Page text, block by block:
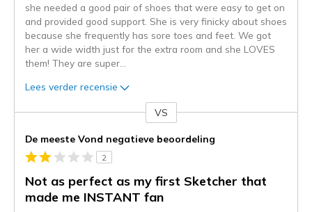
she needed a good pair of shoes that were easy to get on
and provided good support. She is very finicky about shoes
because she frequently has sore toes and feet. We got
her a wide width just for the extra room and she LOVES
them! They are super
Lees verder recensie
content
wordt
momenteel
gemigreerd
naar
VS
De meeste Vond negatieve beoordeling
2
Not as perfect as my first Sketcher that
made me INSTANT fan